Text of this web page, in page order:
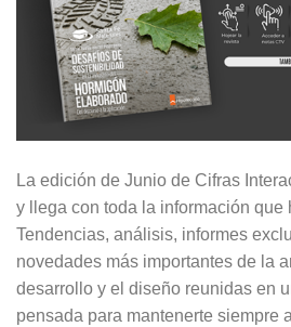
La edición de Junio de Cifras
y llega con toda la información que
Tendencias, análisis, informes
novedades más importantes de la
desarrollo y el diseño reunidas en
pensada para mantenerte siempre